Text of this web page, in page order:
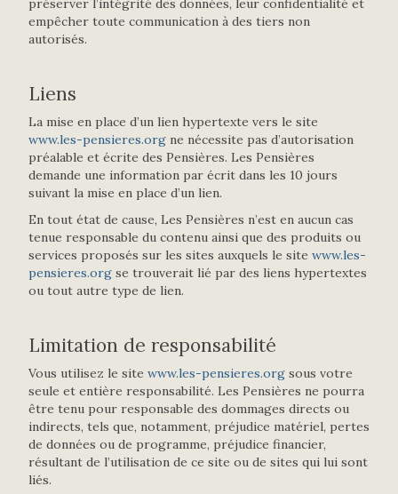
préserver l’intégrité des données, leur confidentialité et
empêcher toute communication à des tiers non
autorisés.
Liens
La mise en place d’un lien hypertexte vers le site
www.les-pensieres.org ne nécessite pas d’autorisation
préalable et écrite des Pensières. Les Pensières
demande une information par écrit dans les 10 jours
suivant la mise en place d’un lien.
En tout état de cause, Les Pensières n’est en aucun cas
tenue responsable du contenu ainsi que des produits ou
services proposés sur les sites auxquels le site www.les-
pensieres.org se trouverait lié par des liens hypertextes
ou tout autre type de lien.
Limitation de responsabilité
Vous utilisez le site www.les-pensieres.org sous votre
seule et entière responsabilité. Les Pensières ne pourra
être tenu pour responsable des dommages directs ou
indirects, tels que, notamment, préjudice matériel, pertes
de données ou de programme, préjudice financier,
résultant de l’utilisation de ce site ou de sites qui lui sont
liés.